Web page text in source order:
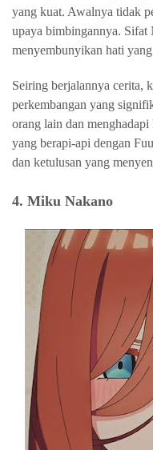
yang kuat. Awalnya tidak
upaya bimbingannya. Sifat
menyembunyikan hati
Seiring berjalannya cerita,
perkembangan yang
orang lain dan
yang berapi-api dengan
dan ketulusan yang
4. Miku Nakano